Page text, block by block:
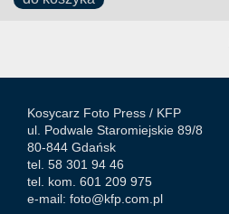
Kosycarz Foto Press / KFP
ul. Podwale Staromiejskie 89/8
80-844 Gdańsk
tel. 58 301 94 46
tel. kom. 601 209 975
e-mail: foto@kfp.com.pl